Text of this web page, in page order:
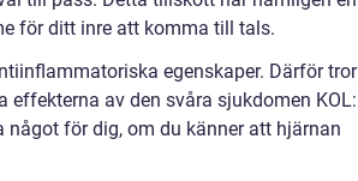
för ditt inre att komma till tals.
egenskaper. Därför tror
av den svåra sjukdomen KOL:
något för dig, om du känner att hjärnan